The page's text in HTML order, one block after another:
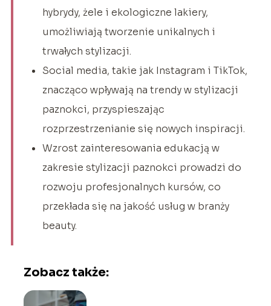
hybrydy, żele i ekologiczne lakiery,
umożliwiają tworzenie unikalnych i
trwałych stylizacji.
Social media, takie jak Instagram i TikTok,
znacząco wpływają na trendy w stylizacji
paznokci, przyspieszając
rozprzestrzenianie się nowych inspiracji.
Wzrost zainteresowania edukacją w
zakresie stylizacji paznokci prowadzi do
rozwoju profesjonalnych kursów, co
przekłada się na jakość usług w branży
beauty.
Zobacz także: